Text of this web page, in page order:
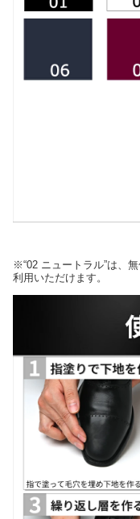
※“02 ニュートラル”は、
利用いただけます。